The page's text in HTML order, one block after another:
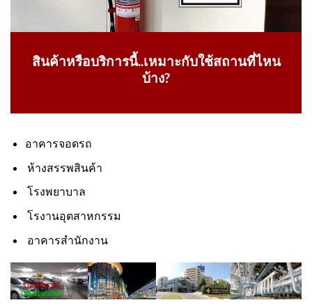
สินค้าหรือบริการนี้..เหมาะกับใช้สถานที่ไหน
บ้าง?
อาคารจอดรถ
ห้างสรรพสินค้า
โรงพยาบาล
โรงานอุตสาหกรรม
อาคารสำนักงาน